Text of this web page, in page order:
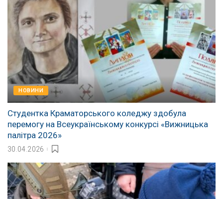
НОВИНИ
Студентка Краматорського коледжу здобула
перемогу на Всеукраїнському конкурсі «Вижницька
палітра 2026»
30.04.2026